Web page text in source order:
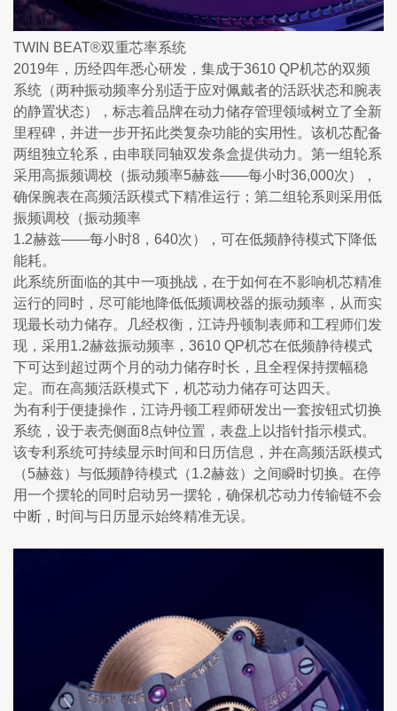
TWIN BEAT®双重芯率系统
2019年，历经四年悉心研发，集成于3610 QP机芯的双频
系统（两种振动频率分别适于应对佩戴者的活跃状态和腕表
的静置状态），标志着品牌在动力储存管理领域树立了全新
里程碑，并进一步开拓此类复杂功能的实用性。该机芯配备
两组独立轮系，由串联同轴双发条盒提供动力。第一组轮系
采用高振频调校（振动频率5赫兹——每小时36,000次），
确保腕表在高频活跃模式下精准运行；第二组轮系则采用低
振频调校（振动频率
1.2赫兹——每小时8，640次），可在低频静待模式下降低
能耗。
此系统所面临的其中一项挑战，在于如何在不影响机芯精准
运行的同时，尽可能地降低低频调校器的振动频率，从而实
现最长动力储存。几经权衡，江诗丹顿制表师和工程师们发
现，采用1.2赫兹振动频率，3610 QP机芯在低频静待模式
下可达到超过两个月的动力储存时长，且全程保持摆幅稳
定。而在高频活跃模式下，机芯动力储存可达四天。
为有利于便捷操作，江诗丹顿工程师研发出一套按钮式切换
系统，设于表壳侧面8点钟位置，表盘上以指针指示模式。
该专利系统可持续显示时间和日历信息，并在高频活跃模式
（5赫兹）与低频静待模式（1.2赫兹）之间瞬时切换。在停
用一个摆轮的同时启动另一摆轮，确保机芯动力传输链不会
中断，时间与日历显示始终精准无误。